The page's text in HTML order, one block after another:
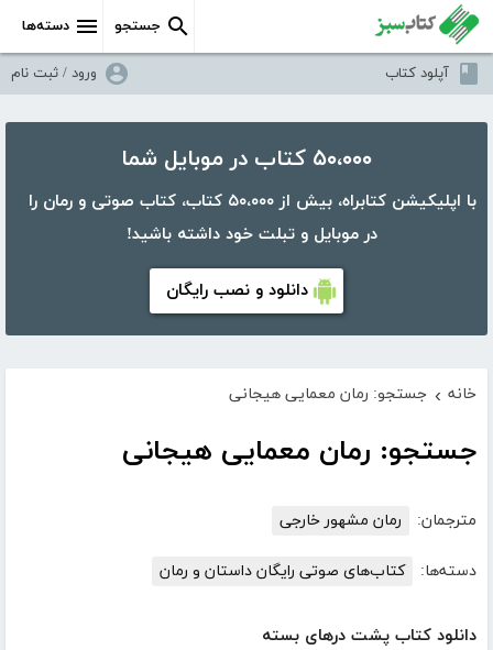
دسته‌ها جستجو
آپلود کتاب ورود / ثبت نام
۵۰،۰۰۰ کتاب در موبایل شما
با اپلیکیشن کتابراه، بیش از ۵۰،۰۰۰ کتاب، کتاب صوتی و رمان را
در موبایل و تبلت خود داشته باشید!
دانلود و نصب رایگان
خانه › جستجو: رمان معمایی هیجانی
جستجو: رمان معمایی هیجانی
مترجمان: رمان مشهور خارجی
دسته‌ها: کتاب‌های صوتی رایگان داستان و رمان
دانلود کتاب پشت درهای بسته